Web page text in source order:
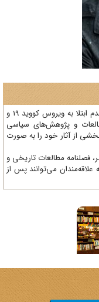
با توجه به نیاز به تداوم مراقبت‌های بهداشتی برای عدم ابتلا به ویروس کووید 19 و
و پژوهش‌های سیاسی
از آثار خود را به صورت
مطالعات تاریخی و
می‌توانند پس از